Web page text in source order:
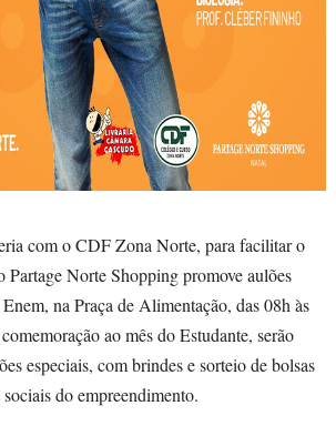
com o CDF Zona Norte, para facilitar o
Partage Norte Shopping promove aulões
na Praça de Alimentação, das 08h às
ao mês do Estudante, serão
especiais, com brindes e sorteio de bolsas
do empreendimento.